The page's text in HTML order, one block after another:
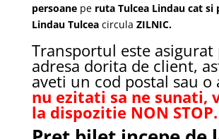
persoane pe ruta Tulcea Lindau cat si
Lindau Tulcea circula ZILNIC.
Transportul este asigurat
adresa dorita de client,
aveti un cod postal sau o
nu ezitati sa ne sunati,
la dispozitie NON STOP.